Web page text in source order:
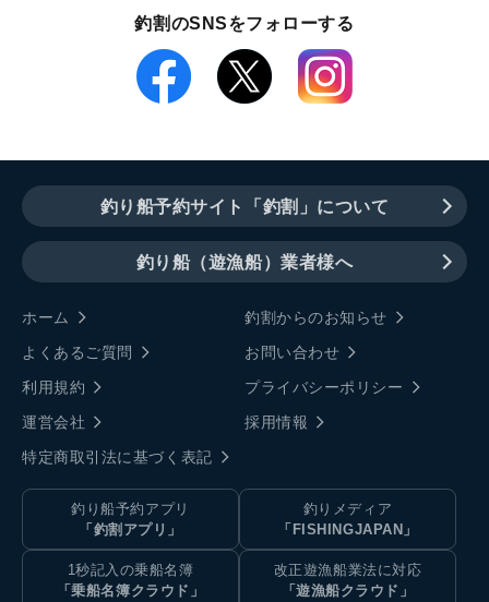
釣割のSNSをフォローする
釣り船予約サイト「釣割」について
釣り船（遊漁船）業者様へ
ホーム
釣割からのお知らせ
よくあるご質問
お問い合わせ
利用規約
プライバシーポリシー
運営会社
採用情報
特定商取引法に基づく表記
釣り船予約アプリ
「釣割アプリ」
釣りメディア
「FISHINGJAPAN」
1秒記入の乗船名簿
「乗船名簿クラウド」
改正遊漁船業法に対応
「遊漁船クラウド」